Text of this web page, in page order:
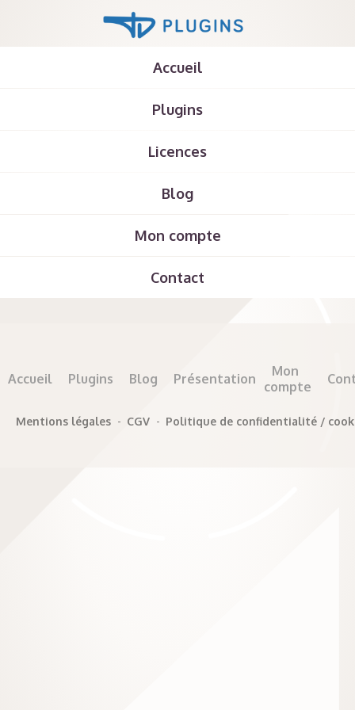
Accueil
Plugins
Licences
Blog
Mon compte
Contact
Accueil Plugins Blog Présentation
Mon
compte
Mentions légales - CGV - Politique de confidentialité /